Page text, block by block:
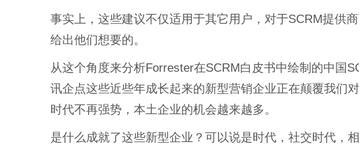
事实上，这些建议不仅适用于其它用户，对于SCRM提供
给出他们想要的。
从这个角度来分析Forrester在SCRM白皮书中绘制的中国
讯企点这些近些年成长起来的新型营销企业正在颠覆我们
时代不再强势，本土企业的机会越来越多。
是什么成就了这些新型企业？可以说是时代，社交时代，